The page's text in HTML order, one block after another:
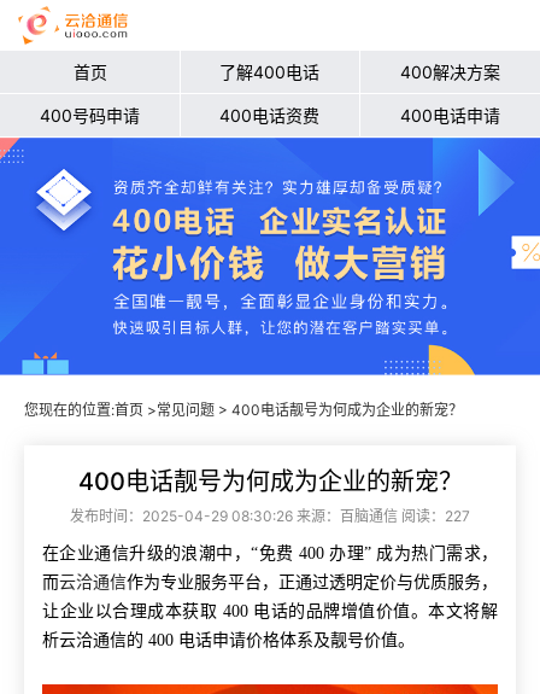
首页 了解400电话 400解决方案
400号码申请 400电话资费 400电话申请
您现在的位置:首页 >常见问题 > 400电话靓号为何成为企业的新宠？
400电话靓号为何成为企业的新宠？
发布时间：2025-04-29 08:30:26 来源：百脑通信 阅读：227
在企业通信升级的浪潮中，“免费 400 办理” 成为热门需求，
而云洽通信作为专业服务平台，正通过透明定价与优质服务，
让企业以合理成本获取 400 电话的品牌增值价值。本文将解
析云洽通信的 400 电话申请价格体系及靓号价值。